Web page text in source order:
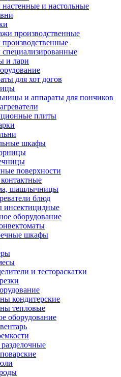
и настольные
производственные
и лари
для хот догов
и аппараты для пончиков
плиты
шкафы
поверхности
шашлычницы
блюд
инсектицидные
оборудование
шкафы
и тестораскатки
кондитерские
тепловые
оборудование